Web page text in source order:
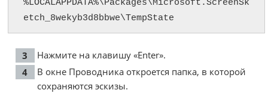
%LOCALAPPDATA%\Packages\Microsoft.ScreenSk
etch_8wekyb3d8bbwe\TempState
Нажмите на клавишу «Enter».
В окне Проводника откроется папка, в которой
сохраняются эскизы.